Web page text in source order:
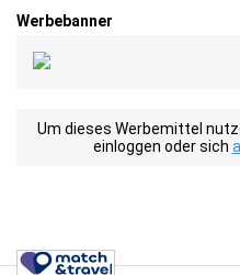
Werbebanner
Um dieses Werbemittel
einloggen oder sich